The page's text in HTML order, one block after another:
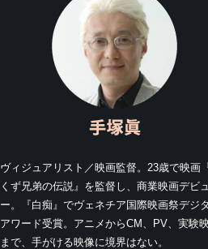
ヴィジュアリスト／映画監督。23歳で映画
くず兄弟の伝説』を監督し、商業映画デビ
ー。『白痴』でヴェネチア国際映画祭デジ
アワード受賞。アニメからCM、PV、実験
まで、手がける映像に境界はない。